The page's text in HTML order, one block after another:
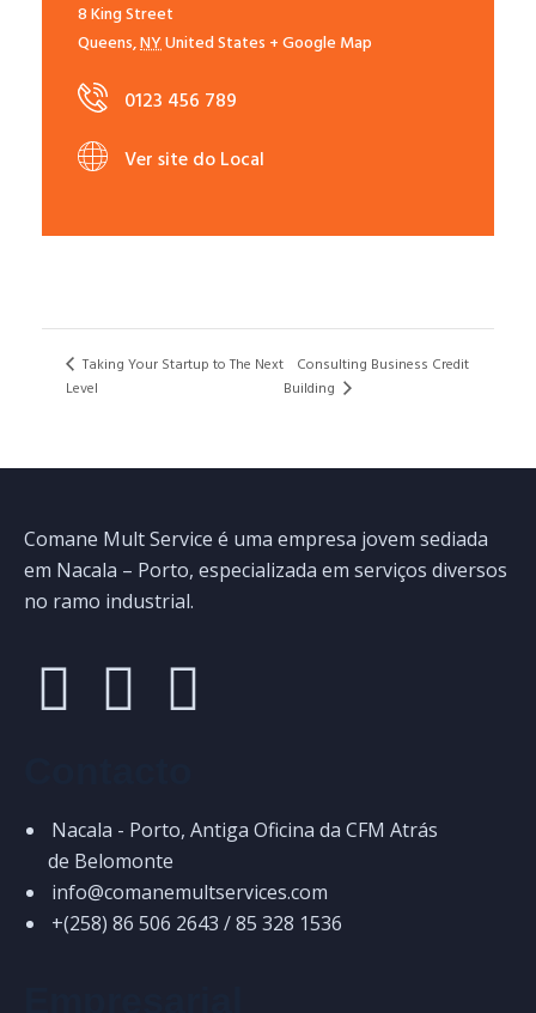
8 King Street
Queens,NYUnited States + Google Map
0123 456 789
Ver site do Local
Taking Your Startup to The Next
Level
Consulting Business Credit
Building
Comane Mult Service é uma empresa jovem sediada
em Nacala – Porto, especializada em serviços diversos
no ramo industrial.
Nacala - Porto, Antiga Oficina da CFM Atrás
de Belomonte
info@comanemultservices.com
+(258) 86 506 2643 / 85 328 1536